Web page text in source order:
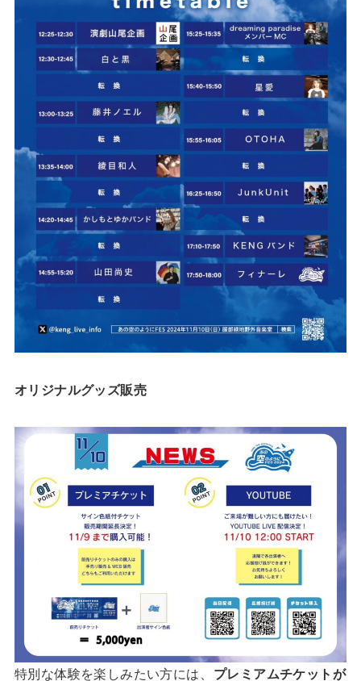
オリジナルグッズ販売
特別な体験を楽しみたい方には、 プレミアムチケットが